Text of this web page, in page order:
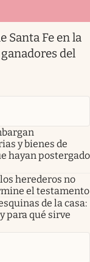
Santa Fe en la
del
y bienes de
hayan postergado
herederos no
el testamento
de la casa:
para qué sirve